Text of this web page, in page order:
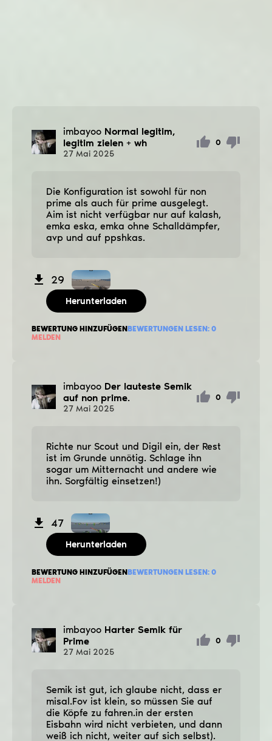
imbayoo Normal legitim,
legitim zielen + wh
27 Mai 2025
0
Die Konfiguration ist sowohl für non
prime als auch für prime ausgelegt.
Aim ist nicht verfügbar nur auf kalash,
emka eska, emka ohne Schalldämpfer,
avp und auf ppshkas.
29
Herunterladen
BEWERTUNG HINZUFÜGENBEWERTUNGEN LESEN: 0
MELDEN
imbayoo Der lauteste Semik
auf non prime.
27 Mai 2025
0
Richte nur Scout und Digil ein, der Rest
ist im Grunde unnötig. Schlage ihn
sogar um Mitternacht und andere wie
ihn. Sorgfältig einsetzen!)
47
Herunterladen
BEWERTUNG HINZUFÜGENBEWERTUNGEN LESEN: 0
MELDEN
imbayoo Harter Semik für
Prime
27 Mai 2025
0
Semik ist gut, ich glaube nicht, dass er
misal.Fov ist klein, so müssen Sie auf
die Köpfe zu fahren.in der ersten
Eisbahn wird nicht verbieten, und dann
weiß ich nicht, weiter auf sich selbst).